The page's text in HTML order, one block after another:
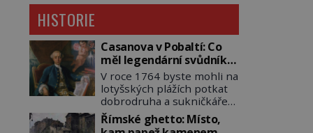
HISTORIE
Casanova v Pobaltí: Co
měl legendární svůdník
společného se
svobodnými zednáři?
V roce 1764 byste mohli na
lotyšských plážích potkat
dobrodruha a sukničkáře
Giacoma Casanovu. Jeho
cesta k Baltskému moři
Římské ghetto: Místo,